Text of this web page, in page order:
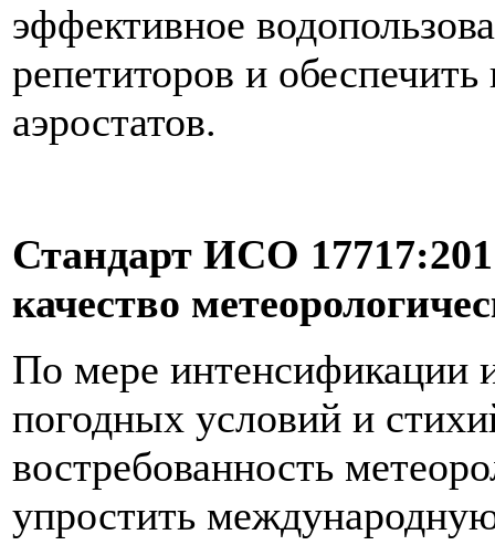
эффективное
репетиторов и
аэростатов.
Стандарт ИСО
качество
По мере интенсификации
погодных условий и
востребованность
упростить